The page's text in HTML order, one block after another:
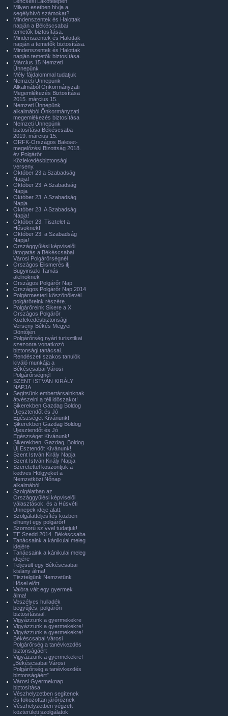
Milyen esetben hívja a
segélyhívó számokat?
Mindenszentek és Halottak
napján a Békéscsabai
temetők biztosítása.
Mindenszentek és Halottak
napján a temetők biztosítása.
Mindenszentek és Halottak
napján temetők biztosítása.
Március 15 Nemzeti
Ünnepünk
Mély fájdalommal tudatjuk
Nemzeti Ünnepünk
Alkalmából Önkormányzati
Megemlékezés Biztosítása
2015. március 15.
Nemzeti Ünnepünk
alkalmából Önkormányzati
megemlékezés biztosítása
Nemzeti Ünnepünk
biztosítása Békéscsaba
2019. március 15.
ORFK-Országos Baleset-
megelőzési Bizottság 2018.
év Polgárőr
Közlekedésbiztonsági
verseny.
Október 23 a Szabadság
Napja!
Október 23. A Szabadság
Napja
Október 23. A Szabadság
Napja
Október 23. A Szabadság
Napja!
Október 23. Tisztelet a
Hősöknek!
Október 23. a Szabadság
Napja!
Országgyűlési képviselői
látogatás a Békéscsabai
Városi Polgárőrségnél
Országos Elismerés ifj.
Bugyinszki Tamás
alelnöknek
Országos Polgárőr Nap
Országos Polgárőr Nap 2014
Polgármesteri köszönőlevél
polgárőreink részére.
Polgárőreink Sikere a X.
Országos Polgárőr
Közlekedésbiztonsági
Verseny Békés Megyei
Döntőjén.
Polgárőrség nyári turisztikai
szezonra vonatkozó
biztonsági tanácsai.
Rendészeti szakos tanulók
kiváló munkája a
Békéscsabai Városi
Polgárőrségnél
SZENT ISTVÁN KIRÁLY
NAPJA
Segítsünk embertársainknak
átvészelni a téli időszakot!
Sikerekben Gazdag Boldog
Újesztendőt és Jó
Egészséget Kívánunk!
Sikerekben Gazdag Boldog
Újesztendőt és Jó
Egészséget Kívánunk!
Sikerekben, Gazdag, Boldog
Új Esztendőt Kívánunk!
Szent István Király Napja
Szent István Király Napja
Szeretettel köszöntjük a
kedves Hölgyeket a
Nemzetközi Nőnap
alkalmából!
Szolgálatban az
Országgyűlési képviselői
választások, és a Húsvéti
Ünnepek ideje alatt.
Szolgálatteljesítés közben
elhunyt egy polgárőr!
Szomorú szívvel tudatjuk!
TE Szedd 2014. Békéscsaba
Tanácsaink a kánikulai meleg
idejére
Tanácsaink a kánikulai meleg
idejére
Teljesült egy Békéscsabai
kislány álma!
Tisztelgünk Nemzetünk
Hősei előtt!
Valóra vált egy gyermek
álma!
Veszélyes hulladék
begyűjtés, polgárőri
biztosítással.
Vigyázzunk a gyermekekre
Vigyázzunk a gyermekekre!
Vigyázzunk a gyermekekre!
Békéscsabai Városi
Polgárőrség a tanévkezdés
biztonságáért
Vigyázzunk a gyermekekre!
„Békéscsabai Városi
Polgárőrség a tanévkezdés
biztonságáért”
Városi Gyermeknap
biztosítása.
Vészhelyzetben segítenek
és fokozottan járőröznek
Vészhelyzetben végzett
közterületi szolgálatok